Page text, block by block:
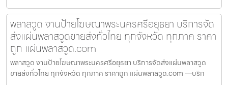
พลาสวูด งานป้ายโฆษณาพระนครศรีอยุธยา บริการจัด
ส่งแผ่นพลาสวูดขายส่งทั่วไทย ทุกจังหวัด ทุกภาค ราคา
ถูก แผ่นพลาสวูด.com
พลาสวูด งานป้ายโฆษณาพระนครศรีอยุธยา บริการจัดส่งแผ่นพลาสวูด
ขายส่งทั่วไทย ทุกจังหวัด ทุกภาค ราคาถูก แผ่นพลาสวูด.com —บริก